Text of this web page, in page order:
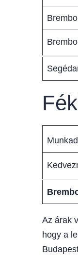
Az árak
hogy a